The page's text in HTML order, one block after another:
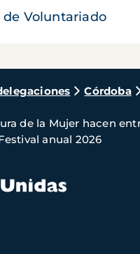
Voluntariado
Córdoba
de la Mujer hacen
anual 2026